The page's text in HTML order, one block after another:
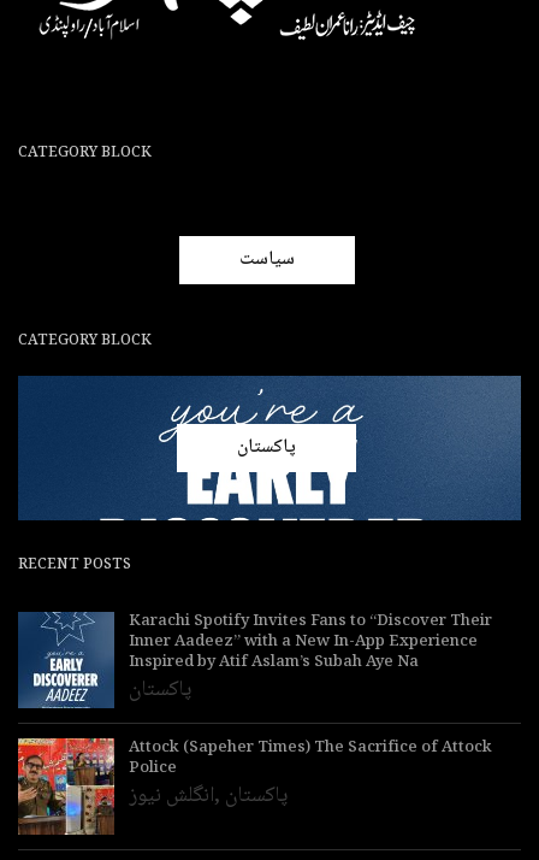
CATEGORY BLOCK
سیاست
CATEGORY BLOCK
پاکستان
RECENT POSTS
Karachi Spotify Invites Fans to “Discover Their
Inner Aadeez” with a New In-App Experience
Inspired by Atif Aslam’s Subah Aye Na
پاکستان
Attock (Sapeher Times) The Sacrifice of Attock
Police
انگلش نیوز, پاکستان